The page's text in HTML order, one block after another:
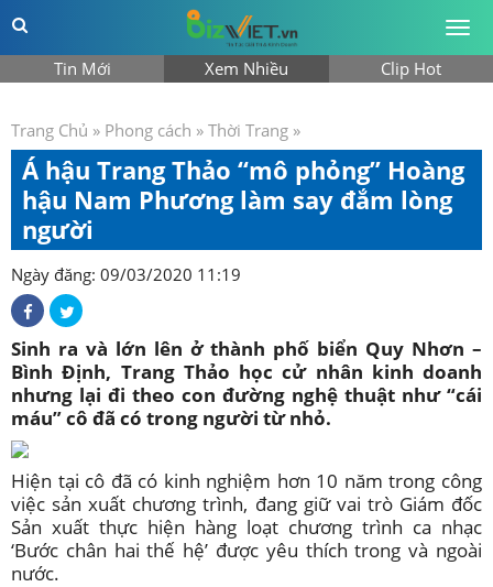
Tin Mới Xem Nhiều Clip Hot
Trang Chủ » Phong cách » Thời Trang »
Á hậu Trang Thảo “mô phỏng” Hoàng
hậu Nam Phương làm say đắm lòng
người
Ngày đăng: 09/03/2020 11:19
Sinh ra và lớn lên ở thành phố biển Quy Nhơn –
Bình Định, Trang Thảo học cử nhân kinh doanh
nhưng lại đi theo con đường nghệ thuật như “cái
máu” cô đã có trong người từ nhỏ.
Hiện tại cô đã có kinh nghiệm hơn 10 năm trong công
việc sản xuất chương trình, đang giữ vai trò Giám đốc
Sản xuất thực hiện hàng loạt chương trình ca nhạc
‘Bước chân hai thế hệ’ được yêu thích trong và ngoài
nước.